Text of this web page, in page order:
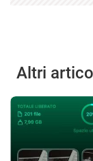
Altri